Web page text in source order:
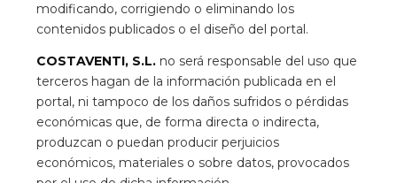
modificando, corrigiendo o eliminando los
contenidos publicados o el diseño del portal.
COSTAVENTI, S.L. no será responsable del uso que
terceros hagan de la información publicada en el
portal, ni tampoco de los daños sufridos o pérdidas
económicas que, de forma directa o indirecta,
produzcan o puedan producir perjuicios
económicos, materiales o sobre datos, provocados